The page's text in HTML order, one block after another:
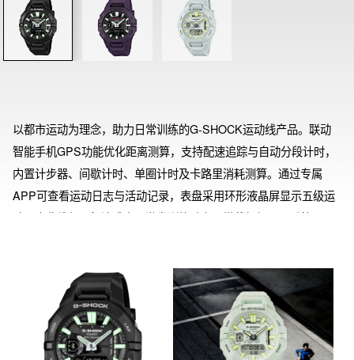
以都市运动为理念，助力日常训练的G-SHOCK运动线产品。联动
智能手机GPS功能优化距离测算，支持配速追踪与自动分段计时，
内置计步器、间歇计时、单圈计时及卡路里消耗测算。通过专属
APP可查看运动日志与活动记录，表盘采用环形液晶屏显示五级运
动强度曲线与目标达成率，激发训练动力。搭载超级照明系统，黑
构。Bluetooth®自动校时、简易通知提示（仅蜂鸣）、计步等功能
满电状态下续航约两年。从日常健康管理到跑步效能提升，亦可作
为时尚单品百搭佩戴。
【折叠工学】折叠工学是以科学方法与工程视角研究应用日本传统